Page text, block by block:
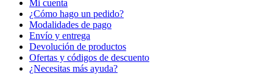
Mi cuenta
¿Cómo hago un pedido?
Modalidades de pago
Envío y entrega
Devolución de productos
Ofertas y códigos de descuento
¿Necesitas más ayuda?